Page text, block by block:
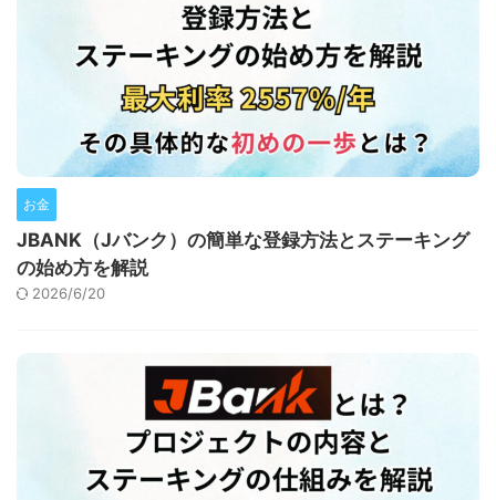
お金
JBANK（Jバンク）の簡単な登録方法とステーキング
の始め方を解説
2026/6/20